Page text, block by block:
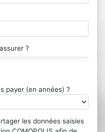
?
payer (en années) ?
les données saisies